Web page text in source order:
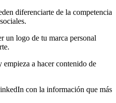
diferenciarte de la competencia
un logo de tu marca personal
a hacer contenido de
con la información que más